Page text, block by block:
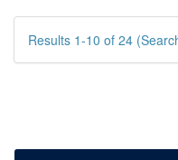
Results 1-10 of 24